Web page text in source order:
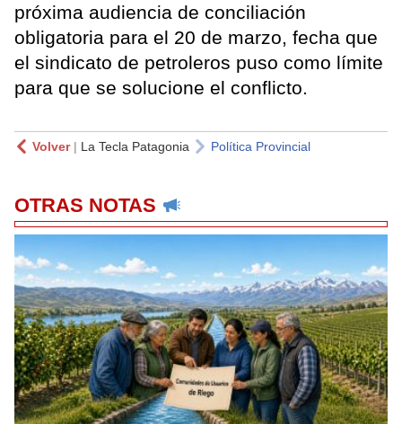
próxima audiencia de conciliación
obligatoria para el 20 de marzo, fecha que
el sindicato de petroleros puso como límite
para que se solucione el conflicto.
Volver| La Tecla Patagonia Política Provincial
OTRAS NOTAS